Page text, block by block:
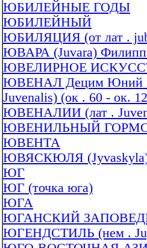
ЮБИЛЕЙНЫЕ ГОДЫ
ЮБИЛЕЙНЫЙ
ЮБИЛЯЦИЯ (от лат .
ЮВАРА (Juvara)
ЮВЕЛИРНОЕ
ЮВЕНАЛ Децим Юний
Juvenalis) (ок . 60 - ок.
ЮВЕНАЛИИ (лат .
ЮВЕНИЛЬНЫЙ
ЮВЕНТА
ЮВЯСКЮЛЯ
ЮГ
ЮГ (точка юга)
ЮГА
ЮГАНСКИЙ
ЮГЕНДСТИЛЬ (нем .